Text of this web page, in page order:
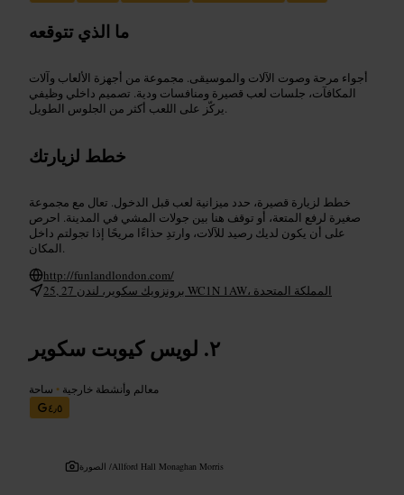
ما الذي تتوقعه
أجواء مرحة وصوت الآلات والموسيقى. مجموعة من أجهزة الألعاب وآلات
المكافآت، جلسات لعب قصيرة ومنافسات ودية. تصميم داخلي وظيفي
يركّز على اللعب أكثر من الجلوس الطويل.
خطط لزيارتك
خطط لزيارة قصيرة، حدد ميزانية لعب قبل الدخول. تعال مع مجموعة
صغيرة لرفع المتعة، أو توقف هنا بين جولات المشي في المدينة. احرص
على أن يكون لديك رصيد للآلات، وارتدِ حذاءًا مريحًا إذا تجولتم داخل
المكان.
http://funlandlondon.com/
25, 27 برونزويك سكوير، لندن WC1N 1AW، المملكة المتحدة
لويس كيوبت سكوير
معالم وأنشطة خارجية • ساحة
٤٫٥
الصورة /Allford Hall Monaghan Morris